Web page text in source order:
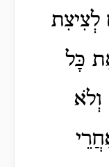
לְצִיצִת
כָּל